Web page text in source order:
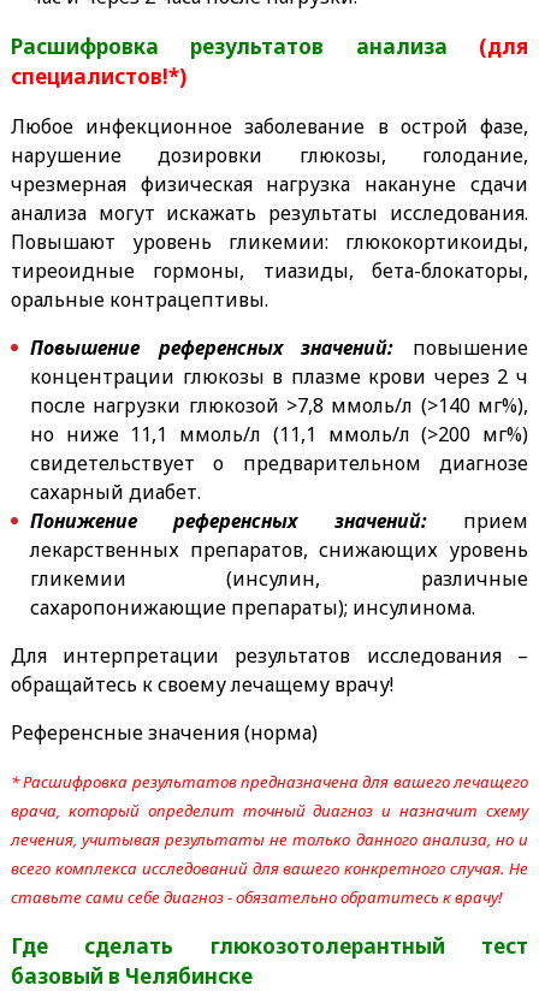
Расшифровка результатов анализа (для
специалистов!*)
Любое инфекционное заболевание в острой фазе,
нарушение дозировки глюкозы, голодание,
чрезмерная физическая нагрузка накануне сдачи
анализа могут искажать результаты исследования.
Повышают уровень гликемии: глюкокортикоиды,
тиреоидные гормоны, тиазиды, бета-блокаторы,
оральные контрацептивы.
Повышение референсных значений: повышение
концентрации глюкозы в плазме крови через 2 ч
после нагрузки глюкозой >7,8 ммоль/л (>140 мг%),
но ниже 11,1 ммоль/л (11,1 ммоль/л (>200 мг%)
свидетельствует о предварительном диагнозе
сахарный диабет.
Понижение референсных значений: прием
лекарственных препаратов, снижающих уровень
гликемии (инсулин, различные
сахаропонижающие препараты); инсулинома.
Для интерпретации результатов исследования –
обращайтесь к своему лечащему врачу!
Референсные значения (норма)
* Расшифровка результатов предназначена для вашего лечащего
врача, который определит точный диагноз и назначит схему
лечения, учитывая результаты не только данного анализа, но и
всего комплекса исследований для вашего конкретного случая. Не
ставьте сами себе диагноз - обязательно обратитесь к врачу!
Где сделать глюкозотолерантный тест
базовый в Челябинске